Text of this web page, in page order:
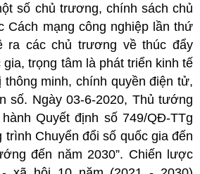
số chủ trương, chính sách chủ
Cách mạng công nghiệp lần thứ
ra các chủ trương về thúc đẩy
trọng tâm là phát triển kinh tế
minh, chính quyền điện tử,
số. Ngày 03-6-2020, Thủ tướng
Quyết định số 749/QĐ-TTg
trình Chuyển đổi số quốc gia đến
đến năm 2030”. Chiến lược